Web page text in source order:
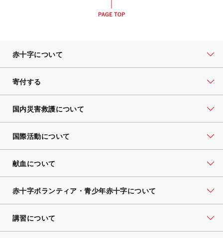
赤十字について
寄付する
国内災害救護について
国際活動について
献血について
赤十字ボランティア・青少年赤十字について
講習について